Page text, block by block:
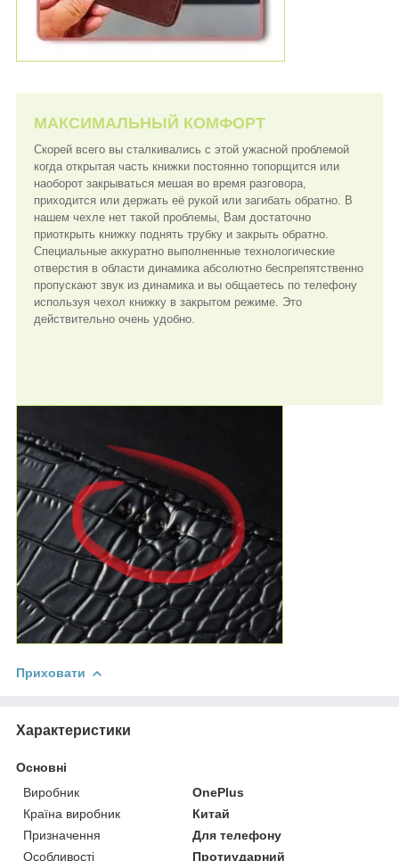
МАКСИМАЛЬНЫЙ КОМФОРТ
Скорей всего вы сталкивались с этой ужасной проблемой
когда открытая часть книжки постоянно топорщится или
наоборот закрываться мешая во время разговора,
приходится или держать её рукой или загибать обратно. В
нашем чехле нет такой проблемы, Вам достаточно
приоткрыть книжку поднять трубку и закрыть обратно.
Специальные аккуратно выполненные технологические
отверстия в области динамика абсолютно беспрепятственно
пропускают звук из динамика и вы общаетесь по телефону
используя чехол книжку в закрытом режиме. Это
действительно очень удобно.
Приховати
Характеристики
Основні
Виробник
OnePlus
Країна виробник
Китай
Призначення
Для телефону
Особливості
Протиударний